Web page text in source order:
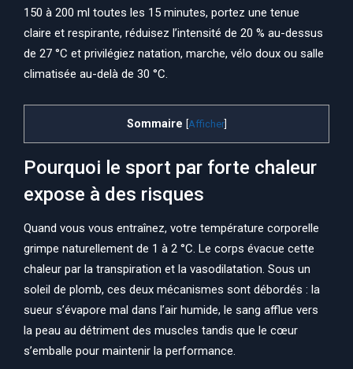
150 à 200 ml toutes les 15 minutes, portez une tenue
claire et respirante, réduisez l’intensité de 20 % au-dessus
de 27 °C et privilégiez natation, marche, vélo doux ou salle
climatisée au-delà de 30 °C.
Sommaire [Afficher]
Pourquoi le sport par forte chaleur
expose à des risques
Quand vous vous entraînez, votre température corporelle
grimpe naturellement de 1 à 2 °C. Le corps évacue cette
chaleur par la transpiration et la vasodilatation. Sous un
soleil de plomb, ces deux mécanismes sont débordés : la
sueur s’évapore mal dans l’air humide, le sang afflue vers
la peau au détriment des muscles tandis que le cœur
s’emballe pour maintenir la performance.